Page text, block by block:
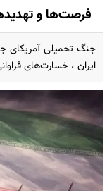
فرصت‌ها و
جنگ تحمیلی آمریکای
ایران ، خسارت‌های